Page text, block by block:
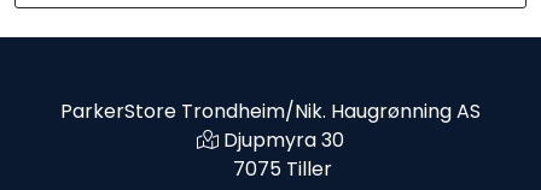
ParkerStore Trondheim/Nik. Haugrønning AS
Djupmyra 30
7075 Tiller